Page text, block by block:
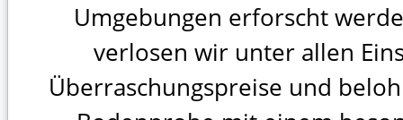
Umgebungen erforscht
verlosen wir unter allen
Überraschungspreise und